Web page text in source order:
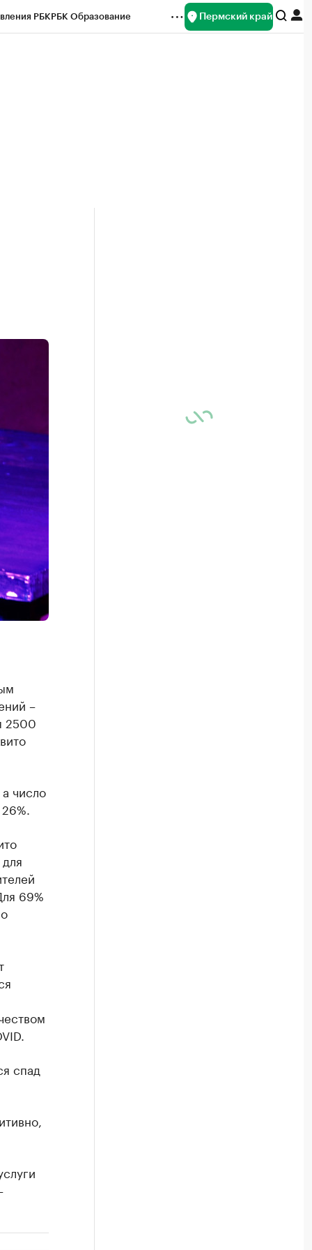
РБКРБК Образование Пермский край
–
2500
число
69%
спад